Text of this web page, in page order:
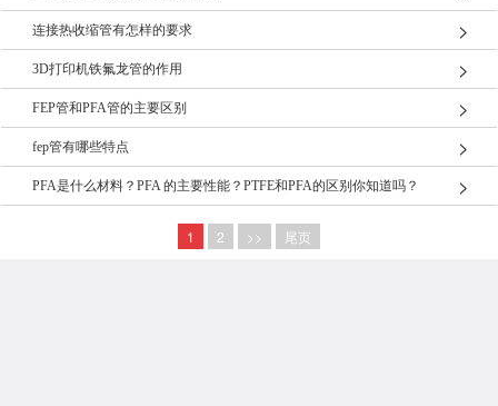
连接热收缩管有怎样的要求
3D打印机铁氟龙管的作用
FEP管和PFA管的主要区别
fep管有哪些特点
PFA是什么材料？PFA 的主要性能？PTFE和PFA的区别你知道吗？
1 2 >> 尾页